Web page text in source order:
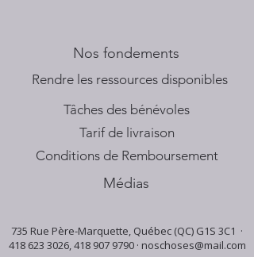
Nos fondements
​Rendre les ressources disponibles
Tâches des bénévoles
Tarif de livraison
Conditions de Remboursement
Médias
735 Rue Père-Marquette, Québec (QC) G1S 3C1 ·
418 623 3026,418 907 9790· noschoses@mail.com